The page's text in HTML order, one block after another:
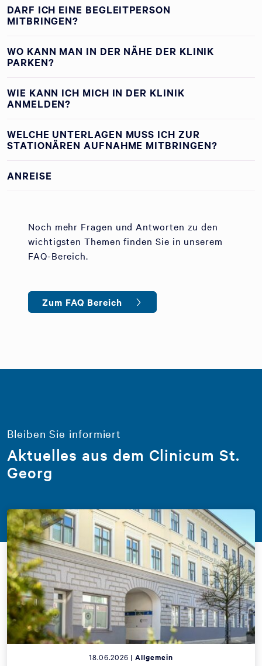
DARF ICH EINE BEGLEITPERSON
MITBRINGEN?
WO KANN MAN IN DER NÄHE DER KLINIK
PARKEN?
WIE KANN ICH MICH IN DER KLINIK
ANMELDEN?
WELCHE UNTERLAGEN MUSS ICH ZUR
STATIONÄREN AUFNAHME MITBRINGEN?
ANREISE
Noch mehr Fragen und Antworten zu den
wichtigsten Themen finden Sie in unserem
FAQ-Bereich.
Zum FAQ Bereich
Bleiben Sie informiert
Aktuelles aus dem Clinicum St.
Georg
18.06.2026 |Allgemein